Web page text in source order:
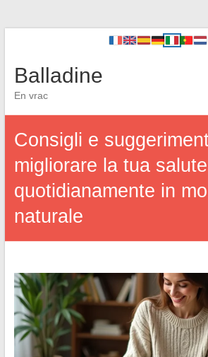
Balladine
En vrac
Consigli e
migliorare la tua salute
quotidianamente in
naturale